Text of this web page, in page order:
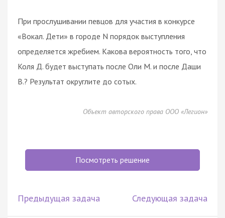
При прослушивании певцов для участия в конкурсе
«Вокал. Дети» в городе N порядок выступления
определяется жребием. Какова вероятность того, что
Коля Д. будет выступать после Оли М. и после Даши
В.? Результат округлите до сотых.
Объект авторского права ООО «Легион»
Посмотреть решение
Предыдущая задача Следующая задача